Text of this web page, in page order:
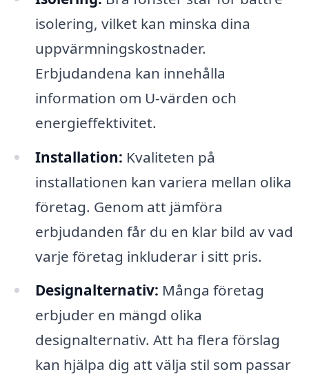
isolering, vilket kan minska dina
uppvärmningskostnader.
Erbjudandena kan innehålla
information om U-värden och
energieffektivitet.
Installation: Kvaliteten på
installationen kan variera mellan olika
företag. Genom att jämföra
erbjudanden får du en klar bild av vad
varje företag inkluderar i sitt pris.
Designalternativ: Många företag
erbjuder en mängd olika
designalternativ. Att ha flera förslag
kan hjälpa dig att välja stil som passar